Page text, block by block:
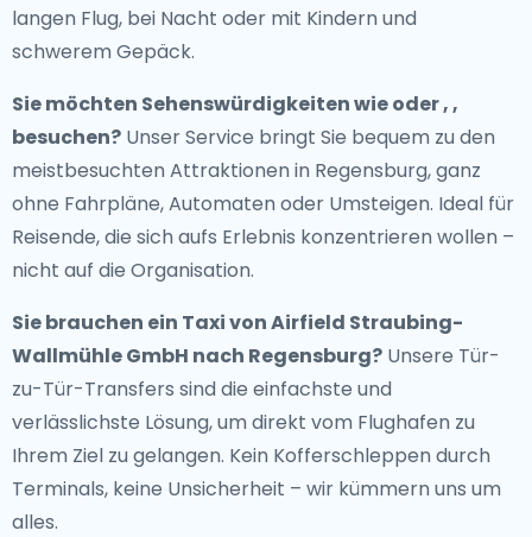
langen Flug, bei Nacht oder mit Kindern und
schwerem Gepäck.
Sie möchten Sehenswürdigkeiten wie oder , ,
besuchen? Unser Service bringt Sie bequem zu den
meistbesuchten Attraktionen in Regensburg, ganz
ohne Fahrpläne, Automaten oder Umsteigen. Ideal für
Reisende, die sich aufs Erlebnis konzentrieren wollen –
nicht auf die Organisation.
Sie brauchen ein Taxi von Airfield Straubing-
Wallmühle GmbH nach Regensburg? Unsere Tür-
zu-Tür-Transfers sind die einfachste und
verlässlichste Lösung, um direkt vom Flughafen zu
Ihrem Ziel zu gelangen. Kein Kofferschleppen durch
Terminals, keine Unsicherheit – wir kümmern uns um
alles.